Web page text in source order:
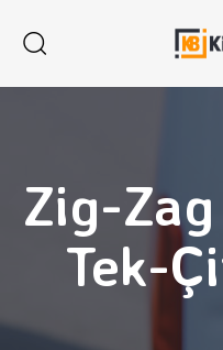
Zig-
Tek-